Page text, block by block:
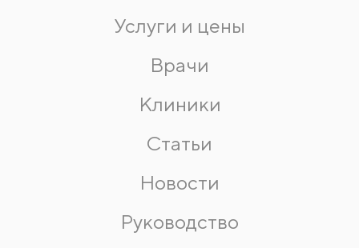
Услуги и цены
Врачи
Клиники
Статьи
Новости
Руководство